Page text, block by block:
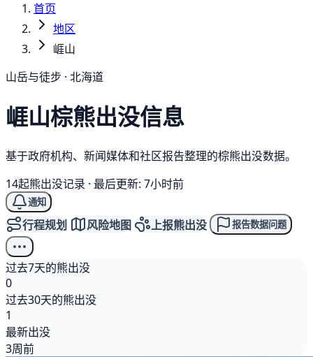
首页
地区
崕山
山岳与徒步 · 北海道
崕山棕熊出没信息
基于政府机构、新闻媒体和社区报告整理的棕熊出没数据。
14起熊出没记录 · 最后更新: 7小时前
通知
行程规划 风险地图 上报熊出没 报告数据问题
过去7天的熊出没
0
过去30天的熊出没
1
最新出没
3周前